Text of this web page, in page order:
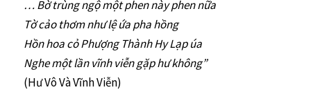
… Bờ trùng ngộ một phen này phen nữa
Tờ cảo thơm như lệ ứa pha hồng
Hồn hoa cỏ Phượng Thành Hy Lạp úa
Nghe một lần vĩnh viễn gặp hư không”
(Hư Vô Và Vĩnh Viễn)